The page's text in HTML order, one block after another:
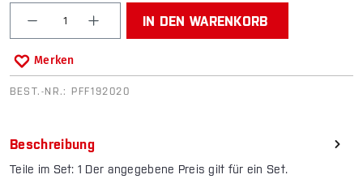
Produkt Anzahl: Gib den gewünschten Wert ein
IN DEN WARENKORB
Merken
BEST.-NR.: PFF192020
Beschreibung
Teile im Set: 1 Der angegebene Preis gilt für ein Set.